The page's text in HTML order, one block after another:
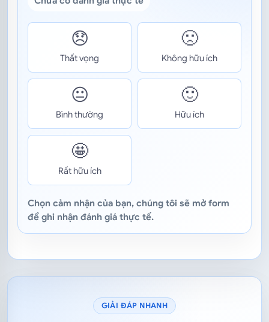
😞
Thất vọng
🙁
Không hữu ích
😐
Bình thường
🙂
Hữu ích
🤩
Rất hữu ích
Chọn cảm nhận của bạn, chúng tôi sẽ mở form
để ghi nhận đánh giá thực tế.
GIẢI ĐÁP NHANH